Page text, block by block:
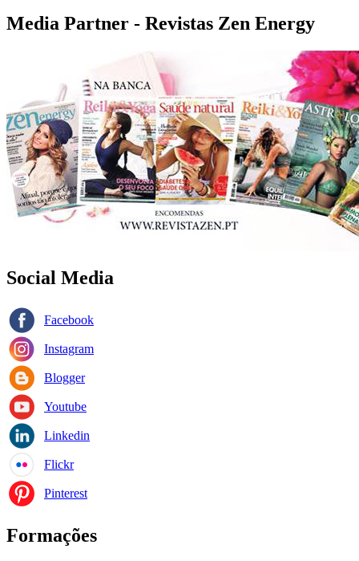
Media Partner - Revistas Zen Energy
Social Media
Facebook
Instagram
Blogger
Youtube
Linkedin
Flickr
Pinterest
Formações